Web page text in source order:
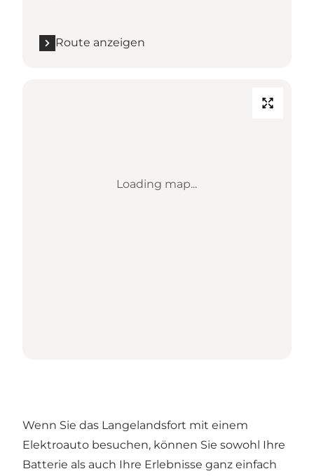
Route anzeigen
Loading map...
Wenn Sie das Langelandsfort mit einem
Elektroauto besuchen, können Sie sowohl Ihre
Batterie als auch Ihre Erlebnisse ganz einfach